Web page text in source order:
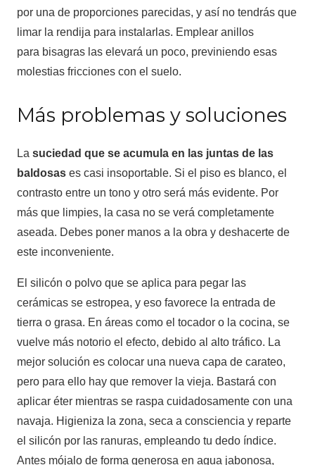
por una de proporciones parecidas, y así no tendrás que
limar la rendija para instalarlas. Emplear anillos
para bisagras las elevará un poco, previniendo esas
molestias fricciones con el suelo.
Más problemas y soluciones
La suciedad que se acumula en las juntas de las
baldosas es casi insoportable. Si el piso es blanco, el
contrasto entre un tono y otro será más evidente. Por
más que limpies, la casa no se verá completamente
aseada. Debes poner manos a la obra y deshacerte de
este inconveniente.
El silicón o polvo que se aplica para pegar las
cerámicas se estropea, y eso favorece la entrada de
tierra o grasa. En áreas como el tocador o la cocina, se
vuelve más notorio el efecto, debido al alto tráfico. La
mejor solución es colocar una nueva capa de carateo,
pero para ello hay que remover la vieja. Bastará con
aplicar éter mientras se raspa cuidadosamente con una
navaja. Higieniza la zona, seca a consciencia y reparte
el silicón por las ranuras, empleando tu dedo índice.
Antes mójalo de forma generosa en agua jabonosa,